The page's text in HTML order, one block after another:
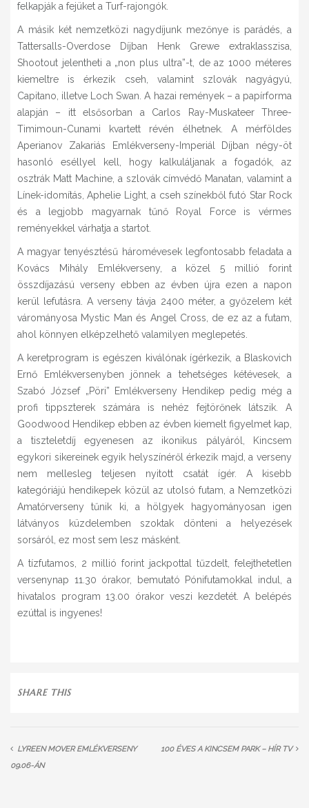
felkapják a fejüket a Turf-rajongók.
A másik két nemzetközi nagydíjunk mezőnye is parádés, a
Tattersalls-Overdose Díjban Henk Grewe extraklasszisa,
Shootout jelentheti a „non plus ultra”-t, de az 1000 méteres
kiemeltre is érkezik cseh, valamint szlovák nagyágyú,
Capitano, illetve Loch Swan. A hazai remények – a papírforma
alapján – itt elsősorban a Carlos Ray-Muskateer Three-
Timimoun-Cunami kvartett révén élhetnek. A mérföldes
Aperianov Zakariás Emlékverseny-Imperiál Díjban négy-öt
hasonló eséllyel kell, hogy kalkuláljanak a fogadók, az
osztrák Matt Machine, a szlovák címvédő Manatan, valamint a
Línek-idomítás, Aphelie Light, a cseh színekből futó Star Rock
és a legjobb magyarnak tűnő Royal Force is vérmes
reményekkel várhatja a startot.
A magyar tenyésztésű háromévesek legfontosabb feladata a
Kovács Mihály Emlékverseny, a közel 5 millió forint
összdíjazású verseny ebben az évben újra ezen a napon
kerül lefutásra. A verseny távja 2400 méter, a győzelem két
várományosa Mystic Man és Angel Cross, de ez az a futam,
ahol könnyen elképzelhető valamilyen meglepetés.
A keretprogram is egészen kiválónak ígérkezik, a Blaskovich
Ernő Emlékversenyben jönnek a tehetséges kétévesek, a
Szabó József „Pöri” Emlékverseny Hendikep pedig még a
profi tippszterek számára is nehéz fejtörőnek látszik. A
Goodwood Hendikep ebben az évben kiemelt figyelmet kap,
a tiszteletdíj egyenesen az ikonikus pályáról, Kincsem
egykori sikereinek egyik helyszínéről érkezik majd, a verseny
nem mellesleg teljesen nyitott csatát ígér. A kisebb
kategóriájú hendikepek közül az utolsó futam, a Nemzetközi
Amatőrverseny tűnik ki, a hölgyek hagyományosan igen
látványos küzdelemben szoktak dönteni a helyezések
sorsáról, ez most sem lesz másként.
A tízfutamos, 2 millió forint jackpottal tűzdelt, felejthetetlen
versenynap 11.30 órakor, bemutató Pónifutamokkal indul, a
hivatalos program 13.00 órakor veszi kezdetét. A belépés
ezúttal is ingyenes!
SHARE THIS
LYREEN MOVER EMLÉKVERSENY
09.06-ÁN
100 ÉVES A KINCSEM PARK – HÍR TV